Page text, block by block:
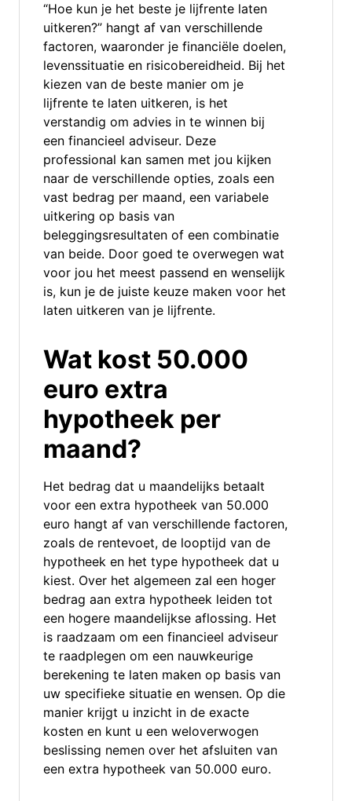
“Hoe kun je het beste je lijfrente laten
uitkeren?” hangt af van verschillende
factoren, waaronder je financiële doelen,
levenssituatie en risicobereidheid. Bij het
kiezen van de beste manier om je
lijfrente te laten uitkeren, is het
verstandig om advies in te winnen bij
een financieel adviseur. Deze
professional kan samen met jou kijken
naar de verschillende opties, zoals een
vast bedrag per maand, een variabele
uitkering op basis van
beleggingsresultaten of een combinatie
van beide. Door goed te overwegen wat
voor jou het meest passend en wenselijk
is, kun je de juiste keuze maken voor het
laten uitkeren van je lijfrente.
Wat kost 50.000
euro extra
hypotheek per
maand?
Het bedrag dat u maandelijks betaalt
voor een extra hypotheek van 50.000
euro hangt af van verschillende factoren,
zoals de rentevoet, de looptijd van de
hypotheek en het type hypotheek dat u
kiest. Over het algemeen zal een hoger
bedrag aan extra hypotheek leiden tot
een hogere maandelijkse aflossing. Het
is raadzaam om een financieel adviseur
te raadplegen om een nauwkeurige
berekening te laten maken op basis van
uw specifieke situatie en wensen. Op die
manier krijgt u inzicht in de exacte
kosten en kunt u een weloverwogen
beslissing nemen over het afsluiten van
een extra hypotheek van 50.000 euro.